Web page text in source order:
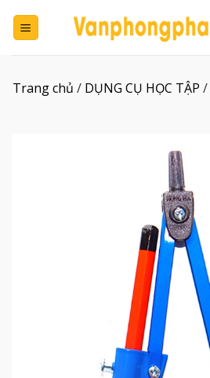
đến
Trang chủ / DỤNG CỤ HỌC TẬP /